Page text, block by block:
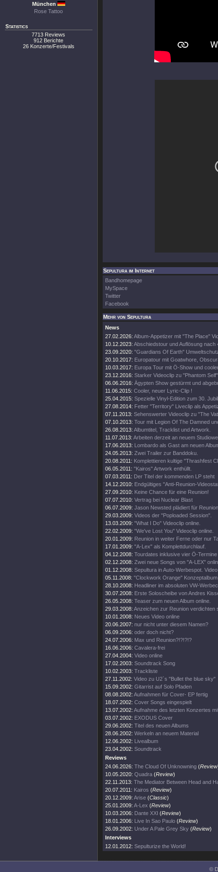
München
Rose Tattoo
Statistics
7713 Reviews
912 Berichte
26 Konzerte/Festivals
Sepultura im Internet
Bandhomepage
MySpace
Twitter
Facebook
Mehr von Sepultura
News
27.02.2026: Album-Appetizer mit "The Place"
10.12.2023: Abschiedstour und Auflösung nach
23.09.2020: "Guardians Of Earth"
20.10.2017: Europatour mit Goatwhore,
10.03.2017: Europa Tour mit Ö-Show und
23.12.2016: Starker Videoclip zu "Phantom
06.06.2016: Ägypten Show gestürmt und
11.06.2015: Cooler, neuer Lyric-Clip !
25.04.2015: Spezielle Vinyl-Edition zum 30.
27.08.2014: Fetter "Territory" Liveclip als
07.11.2013: Sehenswerter Videoclip zu "The
07.10.2013: Tour mit Legion Of The Damned
26.08.2013: Albumtitel, Tracklist und Artwork.
11.07.2013: Arbeiten derzeit an neuem
17.06.2013: Lombardo als Gast am neuen
24.05.2013: Zwei Trailer zur Banddoku.
20.08.2011: Komplettieren kultige "Thrashfest
06.05.2011: "Kairos" Artwork enthüllt.
07.03.2011: Der Titel der kommenden LP steht
14.12.2010: Endgültiges "Anti-Reunion-
27.09.2010: Keine Chance für eine Reunion!
07.07.2010: Vertrag bei Nuclear Blast
06.07.2009: Jason Newsted plädiert für
29.03.2009: Videos der "Poploaded Session".
13.03.2009: "What I Do" Videoclip online.
22.02.2009: "We've Lost You" Videoclip online.
20.01.2009: Reunion in weiter Ferne oder nur
17.01.2009: "A-Lex" als Komplettdurchlauf.
04.12.2008: Tourdates inklusive vier Ö-Termine
02.12.2008: Zwei neue Songs von "A-LEX"
01.12.2008: Sepultura in Auto-Werbespot.
05.11.2008: "Clockwork Orange"
28.10.2008: Headliner im absoluten VW-
30.07.2008: Erste Soloscheibe von Andres
26.05.2008: Teaser zum neuen Album online.
29.03.2008: Anzeichen zur Reunion verdichten
10.01.2008: Neues Video online
20.06.2007: nur nicht unter diesem Namen?
06.09.2006: oder doch nicht?
24.07.2006: Max und Reunion?!?!?!?
16.06.2006: Cavalera-frei
27.04.2004: Video online
17.02.2003: Soundtrack Song
10.02.2003: Trackliste
27.11.2002: Video zu U2`s "Bullet the blue sky"
15.09.2002: Gitarrist auf Solo Pfaden
08.08.2002: Aufnahmen für Cover- EP fertig
18.07.2002: Cover Songs eingespielt
13.07.2002: Aufnahme des letzten Konzertes
03.07.2002: EXODUS Cover
29.06.2002: Titel des neuen Albums
28.06.2002: Werkeln an neuem Material
12.06.2002: Livealbum
23.04.2002: Soundtrack
Reviews
24.06.2026: The Cloud Of Unknowning (Review
10.05.2020: Quadra (Review)
22.11.2013: The Mediator Between Head and
20.07.2011: Kairos (Review)
20.12.2009: Arise (Classic)
25.01.2009: A-Lex (Review)
10.03.2006: Dante XXI (Review)
18.01.2006: Live In Sao Paulo (Review)
26.09.2002: Under A Pale Grey Sky (Review)
Interviews
12.01.2012: Sepulturize the World!
©